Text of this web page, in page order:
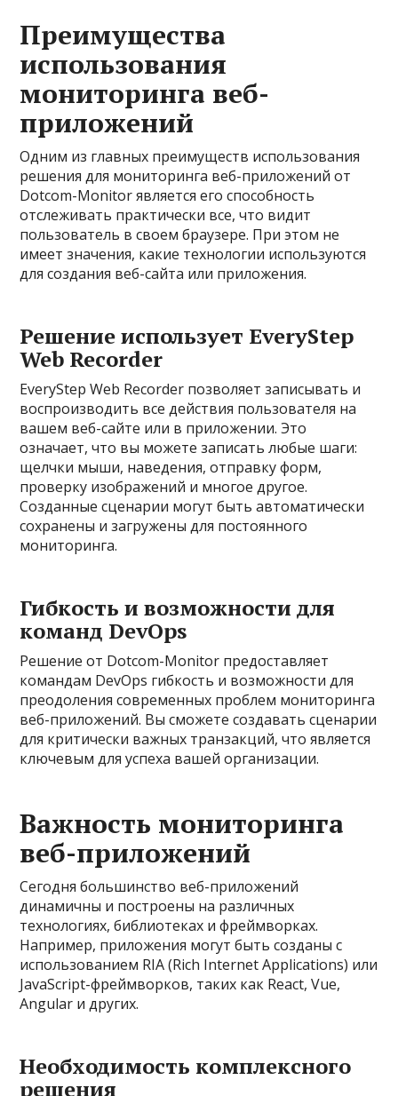
Преимущества
использования
мониторинга веб-
приложений
Одним из главных преимуществ использования
решения для мониторинга веб-приложений от
Dotcom-Monitor является его способность
отслеживать практически все, что видит
пользователь в своем браузере. При этом не
имеет значения, какие технологии используются
для создания веб-сайта или приложения.
Решение использует EveryStep
Web Recorder
EveryStep Web Recorder позволяет записывать и
воспроизводить все действия пользователя на
вашем веб-сайте или в приложении. Это
означает, что вы можете записать любые шаги:
щелчки мыши, наведения, отправку форм,
проверку изображений и многое другое.
Созданные сценарии могут быть автоматически
сохранены и загружены для постоянного
мониторинга.
Гибкость и возможности для
команд DevOps
Решение от Dotcom-Monitor предоставляет
командам DevOps гибкость и возможности для
преодоления современных проблем мониторинга
веб-приложений. Вы сможете создавать сценарии
для критически важных транзакций, что является
ключевым для успеха вашей организации.
Важность мониторинга
веб-приложений
Сегодня большинство веб-приложений
динамичны и построены на различных
технологиях, библиотеках и фреймворках.
Например, приложения могут быть созданы с
использованием RIA (Rich Internet Applications) или
JavaScript-фреймворков, таких как React, Vue,
Angular и других.
Необходимость комплексного
решения